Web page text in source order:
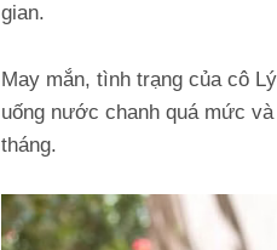
gian.
May mắn, tình trạng của cô
uống nước chanh quá mức
tháng.